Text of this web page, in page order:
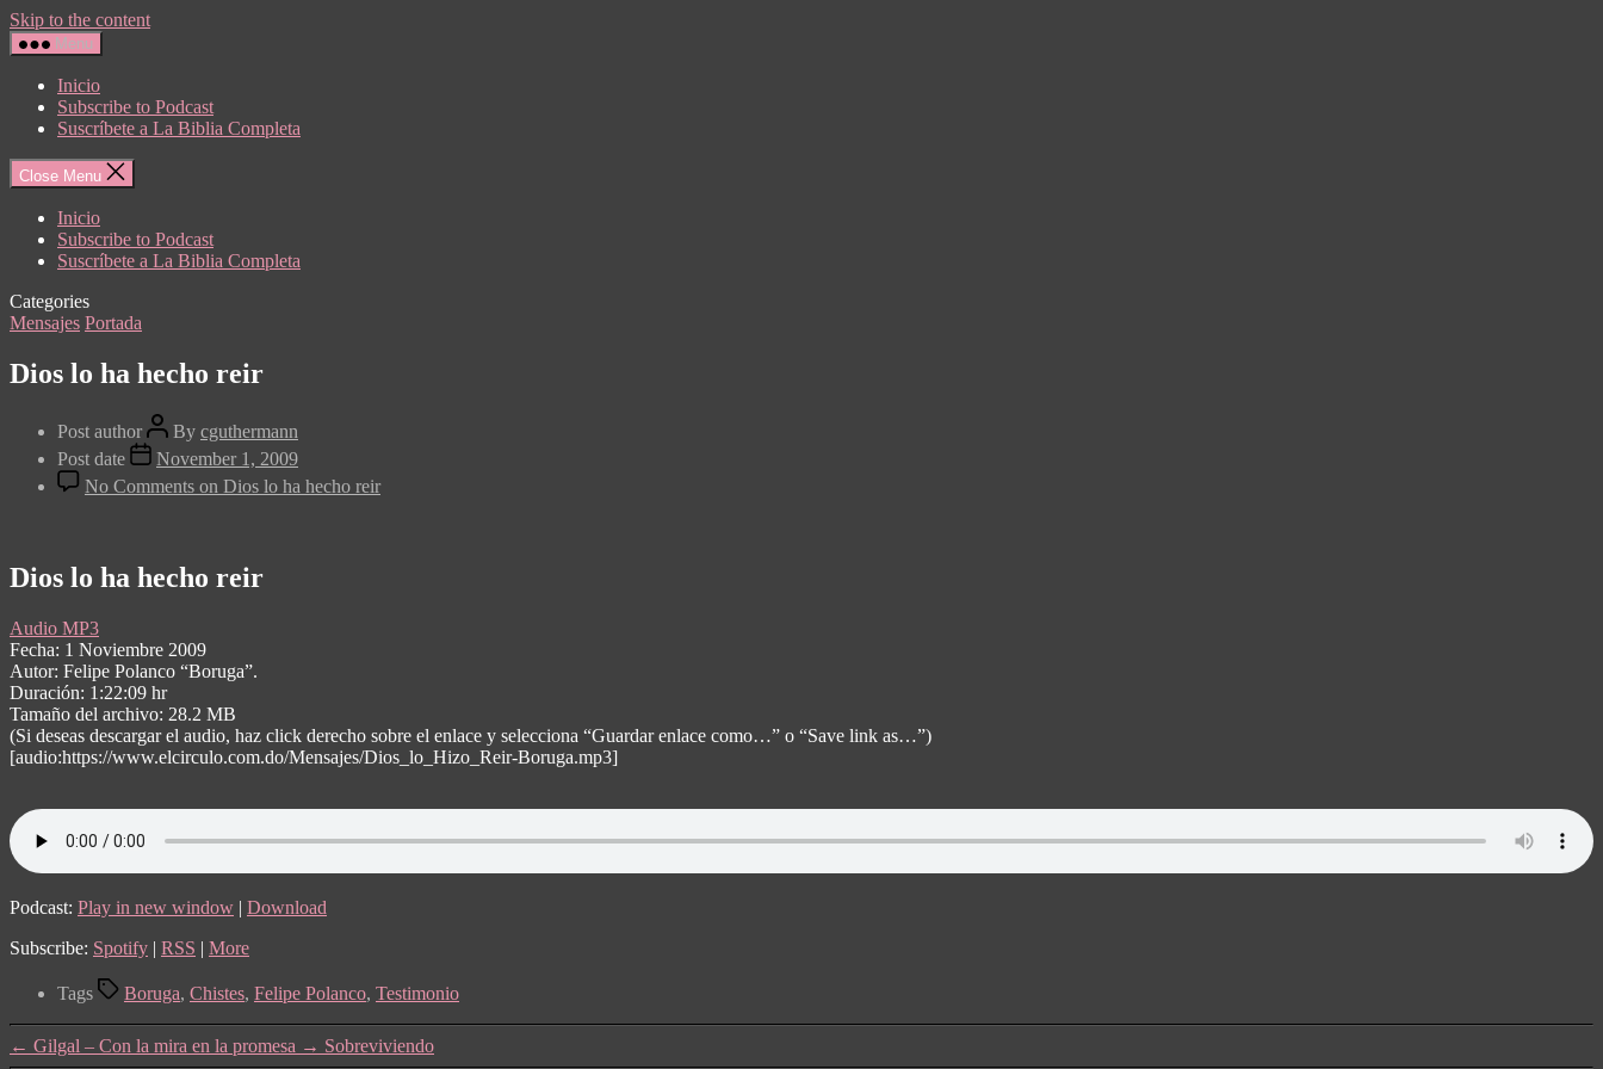
Skip to the content
Menu
Inicio
Subscribe to Podcast
Suscríbete a La Biblia Completa
Close Menu
Inicio
Subscribe to Podcast
Suscríbete a La Biblia Completa
Categories
Mensajes Portada
Dios lo ha hecho reir
Post author By cguthermann
Post date
November 1, 2009
No Comments on Dios lo ha hecho reir
Dios lo ha hecho reir
Audio MP3
Fecha: 1 Noviembre 2009
Autor: Felipe Polanco “Boruga”.
Duración: 1:22:09 hr
Tamaño del archivo: 28.2 MB
(Si deseas descargar el audio, haz click derecho sobre el enlace y selecciona “Guardar enlace como…” o “Save link as…”)
[audio:https://www.elcirculo.com.do/Mensajes/Dios_lo_Hizo_Reir-Boruga.mp3]
Podcast: Play in new window | Download
Subscribe: Spotify | RSS | More
Tags Boruga, Chistes, Felipe Polanco, Testimonio
← Gilgal – Con la mira en la promesa → Sobreviviendo